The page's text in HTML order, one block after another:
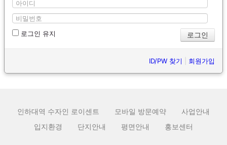
로그인 유지
ID/PW 찾기 회원가입
인하대역 수자인 로이센트 모바일 방문예약
사업안내
입지환경
단지안내 평면안내 홍보센터